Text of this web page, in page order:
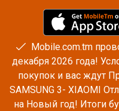
Mobile.com.tm
декабря 2026 года!
покупок и вас ждут
SAMSUNG 3- XIAOMI
на Новый год! Итоги